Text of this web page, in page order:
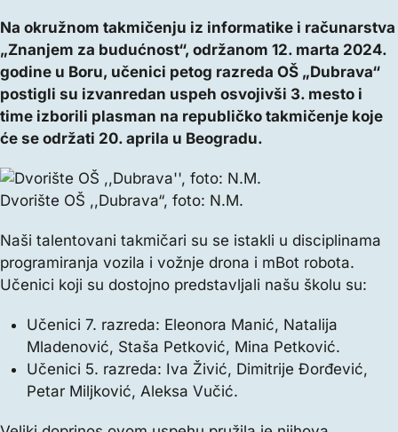
Na okružnom takmičenju iz informatike i računarstva
„Znanjem za budućnost“, održanom 12. marta 2024.
godine u Boru, učenici petog razreda OŠ „Dubrava“
postigli su izvanredan uspeh osvojivši 3. mesto i
time izborili plasman na republičko takmičenje koje
će se održati 20. aprila u Beogradu.
Dvorište OŠ ,,Dubrava“, foto: N.M.
Naši talentovani takmičari su se istakli u disciplinama
programiranja vozila i vožnje drona i mBot robota.
Učenici koji su dostojno predstavljali našu školu su:
Učenici 7. razreda: Eleonora Manić, Natalija
Mladenović, Staša Petković, Mina Petković.
Učenici 5. razreda: Iva Živić, Dimitrije Đorđević,
Petar Miljković, Aleksa Vučić.